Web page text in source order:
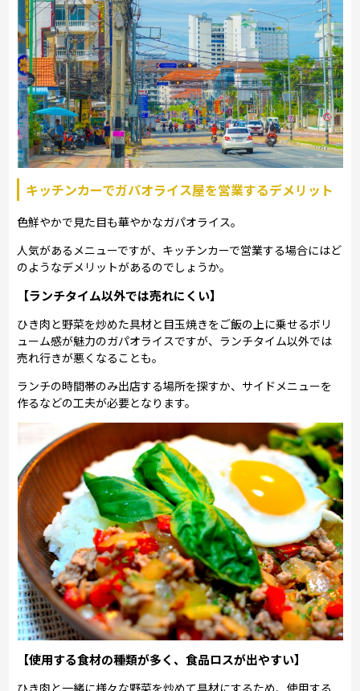
キッチンカーでガパオライス屋を営業するデメリット
色鮮やかで見た目も華やかなガパオライス。
人気があるメニューですが、キッチンカーで営業する場合にはど
のようなデメリットがあるのでしょうか。
【ランチタイム以外では売れにくい】
ひき肉と野菜を炒めた具材と目玉焼きをご飯の上に乗せるボリ
ューム感が魅力のガパオライスですが、ランチタイム以外では
売れ行きが悪くなることも。
ランチの時間帯のみ出店する場所を探すか、サイドメニューを
作るなどの工夫が必要となります。
【使用する食材の種類が多く、食品ロスが出やすい】